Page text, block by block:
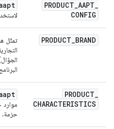
PRODUCT_AAPT_
CONFIG
PRODUCT_BRAND
تمثّل
PRODUCT_
CHARACTERISTICS
موارد
حزمة.